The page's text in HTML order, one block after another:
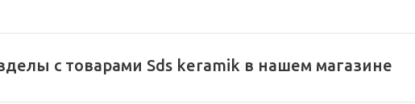
с товарами Sds keramik в нашем магазине